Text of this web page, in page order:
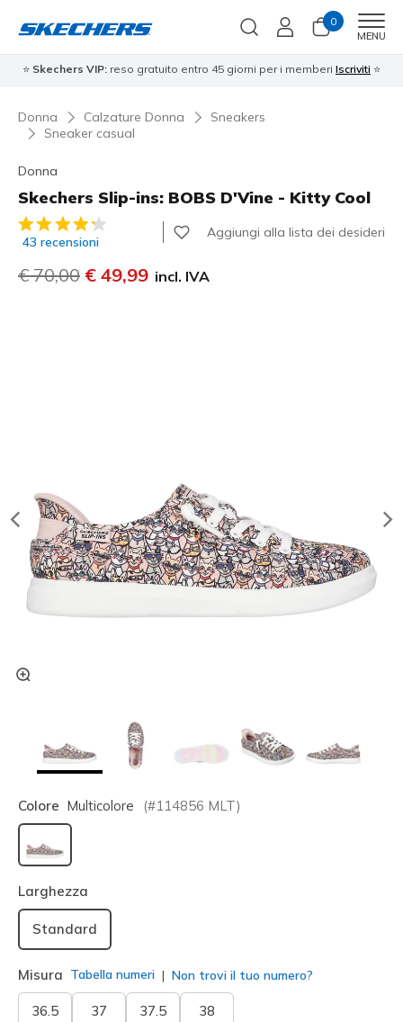
0
MENU
⭐ Skechers VIP: reso gratuito entro 45 giorni per i memberi Iscriviti ⭐
Donna Calzature Donna
Sneakers
Sneaker casual
Donna
Skechers Slip-ins: BOBS D'Vine - Kitty Cool
Valutazione cliente 3,6 su 5
43 recensioni
Aggiungi alla lista dei desideri
Prezzo ridotto da
€ 70,00 per
€ 49,99 incl. IVA
Colore Multicolore (#114856 MLT)
selezionato
Larghezza
Standard
Misura Tabella numeri Non trovi il tuo numero?
36.5 37 37.5 38